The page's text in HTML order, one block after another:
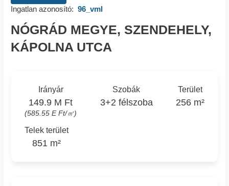
Ingatlan azonosító: 96_vml
NÓGRÁD MEGYE, SZENDEHELY,
KÁPOLNA UTCA
Irányár
149.9 M Ft
(585.55 E Ft/㎡)
Szobák
3+2 félszoba
Terület
256 m²
Telek terület
851 m²